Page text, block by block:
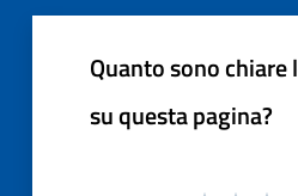
Quanto sono
su questa pagina?